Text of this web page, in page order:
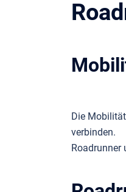
Die
verbinden.
Roadrunner